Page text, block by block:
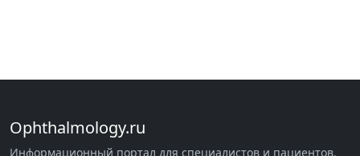
Ophthalmology.ru
Информационный портал для специалистов и пациентов.